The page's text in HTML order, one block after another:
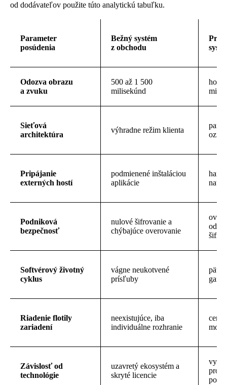
od dodávateľov použite túto analytickú tabuľku.
Parameter
posúdenia
Bežný systém
z obchodu
Odozva obrazu
a zvuku
500 až 1 500
milisekúnd
Sieťová
architektúra
výhradne režim klienta
Pripájanie
externých hostí
podmienené inštaláciou
aplikácie
Podniková
bezpečnosť
nulové šifrovanie a
chýbajúce overovanie
Softvérový životný
cyklus
vágne neukotvené
prísľuby
Riadenie flotily
zariadení
neexistujúce, iba
individuálne rozhranie
Závislosť od
technológie
uzavretý ekosystém a
skryté licencie